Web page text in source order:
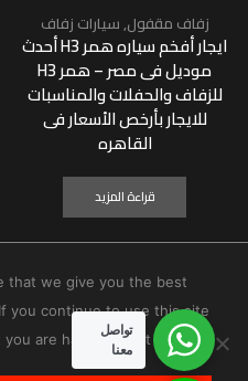
زفاف مقفول,سيارات زفاف
ايجار أفخم سياره همر H3 أحدث
موديل فى مصر – همر H3
للزفاف والحفلات والمناسبات
للايجار بأرخص الأسعار فى
القاهره
قراءة المزيد
static block via Customizer
settings
تواصل
معنا
that we give you the best
you continue to use this site
are happy with it.